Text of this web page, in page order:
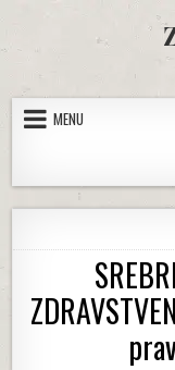
MENU